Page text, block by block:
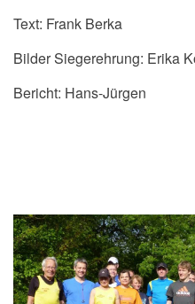
Text: Frank Berka
Bilder Siegerehrung: Erika
Bericht: Hans-Jürgen